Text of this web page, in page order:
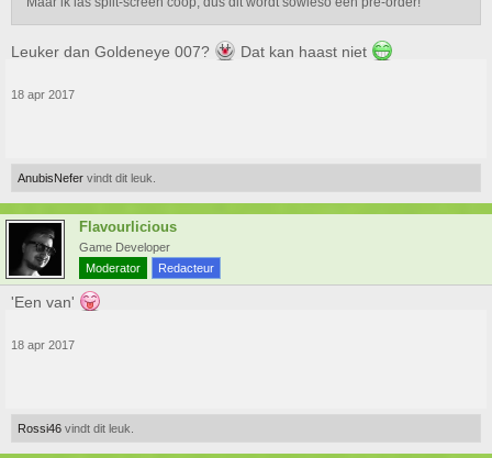
Leuker dan Goldeneye 007? Dat kan haast niet
18 apr 2017
AnubisNefer vindt dit leuk.
Flavourlicious
Game Developer
Moderator
Redacteur
'Een van'
18 apr 2017
Rossi46 vindt dit leuk.